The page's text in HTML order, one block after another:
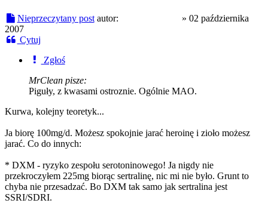
Nieprzeczytany post autor: » 02 października
2007
Cytuj
Zgłoś
MrClean pisze:
Piguły, z kwasami ostroznie. Ogólnie MAO.
Kurwa, kolejny teoretyk...
Ja biorę 100mg/d. Możesz spokojnie jarać heroinę i zioło możesz
jarać. Co do innych:
* DXM - ryzyko zespołu serotoninowego! Ja nigdy nie
przekroczyłem 225mg biorąc sertralinę, nic mi nie było. Grunt to
chyba nie przesadzać. Bo DXM tak samo jak sertralina jest
SSRI/SDRI.